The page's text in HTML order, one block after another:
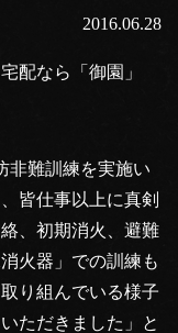
2016.06.28
配なら「御園」
非難訓練を実施い
皆仕事以上に真剣
、初期消火、避難
火器」での訓練も
り組んでいる様子
ただきました」と